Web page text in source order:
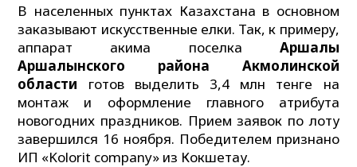
В населенных пунктах Казахстана в основном
заказывают искусственные елки. Так, к примеру,
аппарат акима поселка Аршалы
Аршалынского района Акмолинской
области готов выделить 3,4 млн тенге на
монтаж и оформление главного атрибута
новогодних праздников. Прием заявок по лоту
завершился 16 ноября. Победителем признано
ИП «Kolorit company» из Кокшетау.